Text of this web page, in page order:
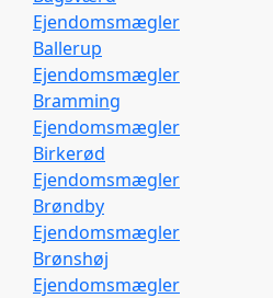
Ejendomsmægler
Ballerup
Ejendomsmægler
Bramming
Ejendomsmægler
Birkerød
Ejendomsmægler
Brøndby
Ejendomsmægler
Brønshøj
Ejendomsmægler